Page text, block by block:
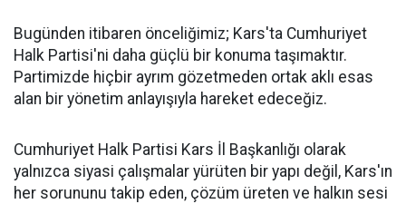
Bugünden itibaren önceliğimiz; Kars'ta Cumhuriyet
Halk Partisi'ni daha güçlü bir konuma taşımaktır.
Partimizde hiçbir ayrım gözetmeden ortak aklı esas
alan bir yönetim anlayışıyla hareket edeceğiz.
Cumhuriyet Halk Partisi Kars İl Başkanlığı olarak
yalnızca siyasi çalışmalar yürüten bir yapı değil, Kars'ın
her sorununu takip eden, çözüm üreten ve halkın sesi